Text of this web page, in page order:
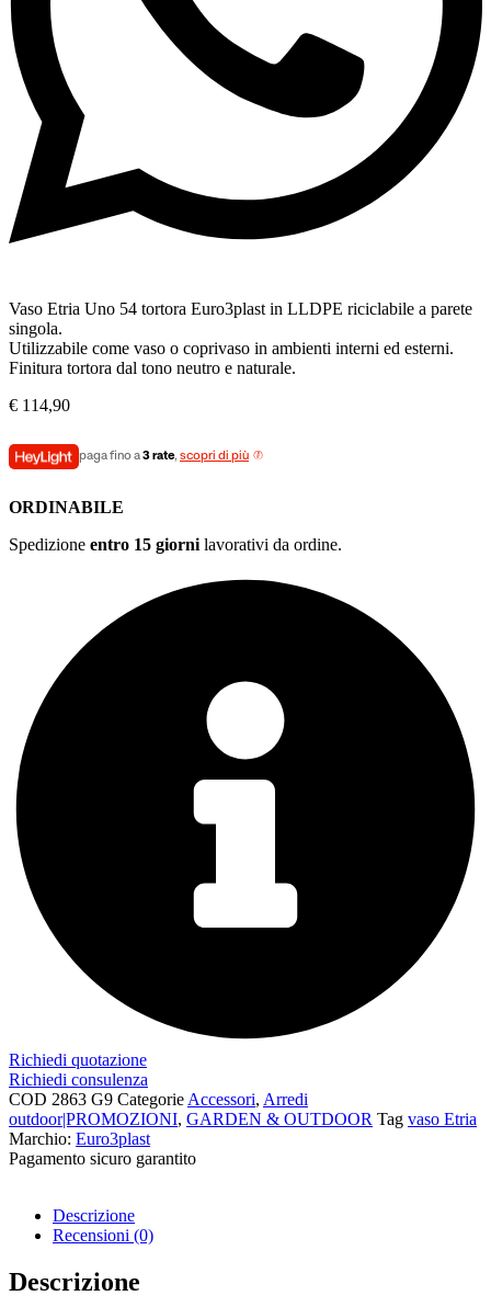
Vaso Etria Uno 54 tortora Euro3plast in LLDPE riciclabile a parete
singola.
Utilizzabile come vaso o coprivaso in ambienti interni ed esterni.
Finitura tortora dal tono neutro e naturale.
€ 114,90
paga fino a3 rate, scopri di più
ORDINABILE
Spedizione entro 15 giorni lavorativi da ordine.
Richiedi quotazione
Richiedi consulenza
COD 2863 G9 Categorie Accessori, Arredi
outdoor|PROMOZIONI, GARDEN & OUTDOOR Tag vaso Etria
Marchio: Euro3plast
Pagamento sicuro garantito​
Descrizione
Recensioni (0)
Descrizione